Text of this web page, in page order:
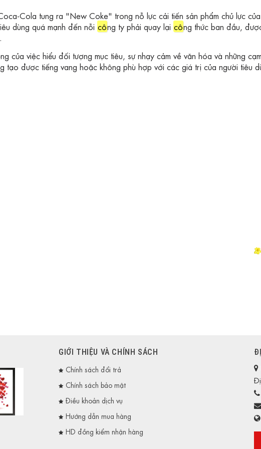
Cola tung ra "New Coke" trong nỗ lực cải tiến sản phẩm chủ lực của
dùng quá mạnh đến nỗi công ty phải quay lại công thức ban đầu,
của việc hiểu đối tượng mục tiêu, sự nhạy cảm về văn hóa và những
tạo được tiếng vang hoặc không phù hợp với các giá trị của người tiêu
GIỚI THIỆU VÀ CHÍNH SÁCH
Chính sách đổi trả
Chính sách bảo mật
Điều khoản dịch vụ
Hướng dẫn mua hàng
HD đồng kiểm nhận hàng